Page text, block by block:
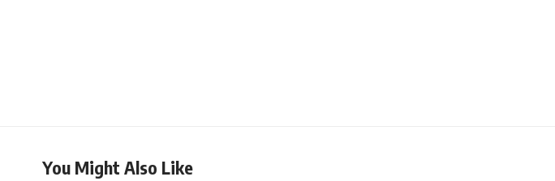
You Might Also Like